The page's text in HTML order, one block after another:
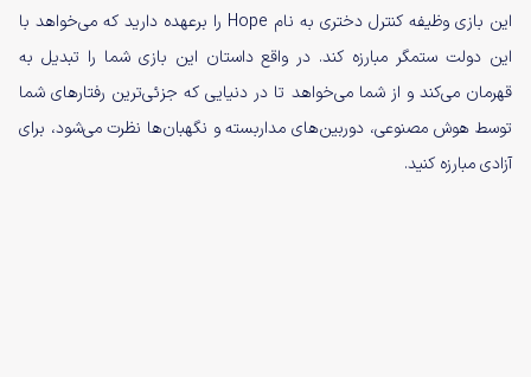
این بازی وظیفه کنترل دختری به نام Hope را برعهده دارید که می‌خواهد با
این دولت ستمگر مبارزه کند. در واقع داستان این بازی شما را تبدیل به
قهرمان می‌کند و از شما می‌خواهد تا در دنیایی که جزئی‌ترین رفتارهای شما
توسط هوش مصنوعی، دوربین‌های مداربسته و نگهبان‌ها نظرت می‌شود، برای
آزادی مبارزه کنید.